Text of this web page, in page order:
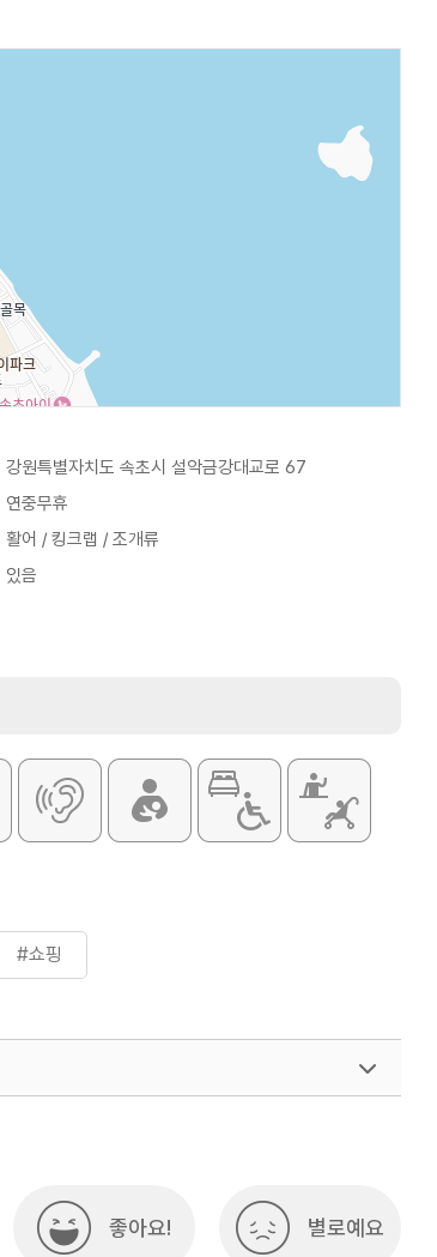
연을 감상하면서 여러 가지 재미있는 체험을
강원특별자치도 속초시 설악금강대교로 67
연중무휴
활어 / 킹크랩 / 조개류
있음
#쇼핑
좋아요! 별로예요